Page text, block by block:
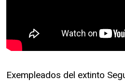
Exempleados del extinto